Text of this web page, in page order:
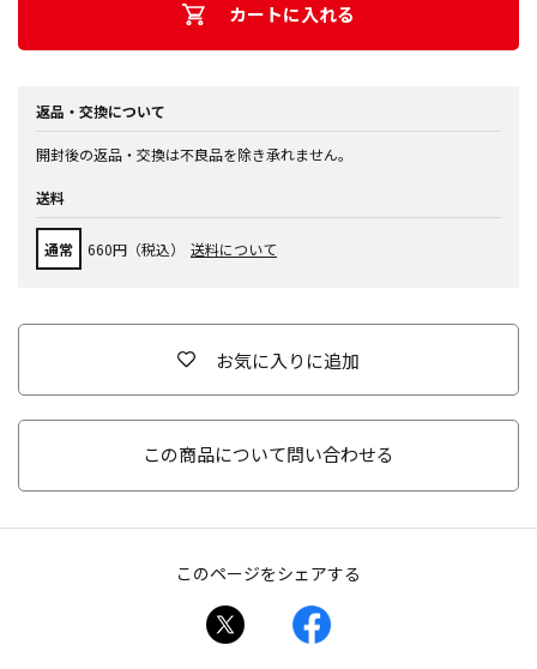
カートに入れる
返品・交換について
開封後の返品・交換は不良品を除き承れません。
送料
通常 660円（税込） 送料について
お気に入りに追加
この商品について問い合わせる
このページをシェアする